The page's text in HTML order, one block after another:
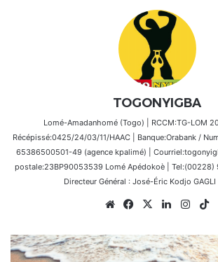
TOGONYIGBA
Lomé-Amadanhomé (Togo) | RCCM:TG-LOM
Récépissé:0425/24/03/11/HAAC | Banque:Orabank /
65386500501-49 (agence kpalimé) |
postale:23BP90053539 Lomé Apédokoè | Tel:(00228)
Directeur Général : José-Éric Kodjo GAGLI
WebsiteFacebook
X Linkedin